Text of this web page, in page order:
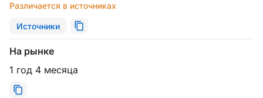
Различается в источниках
Источники
На рынке
1 год 4 месяца